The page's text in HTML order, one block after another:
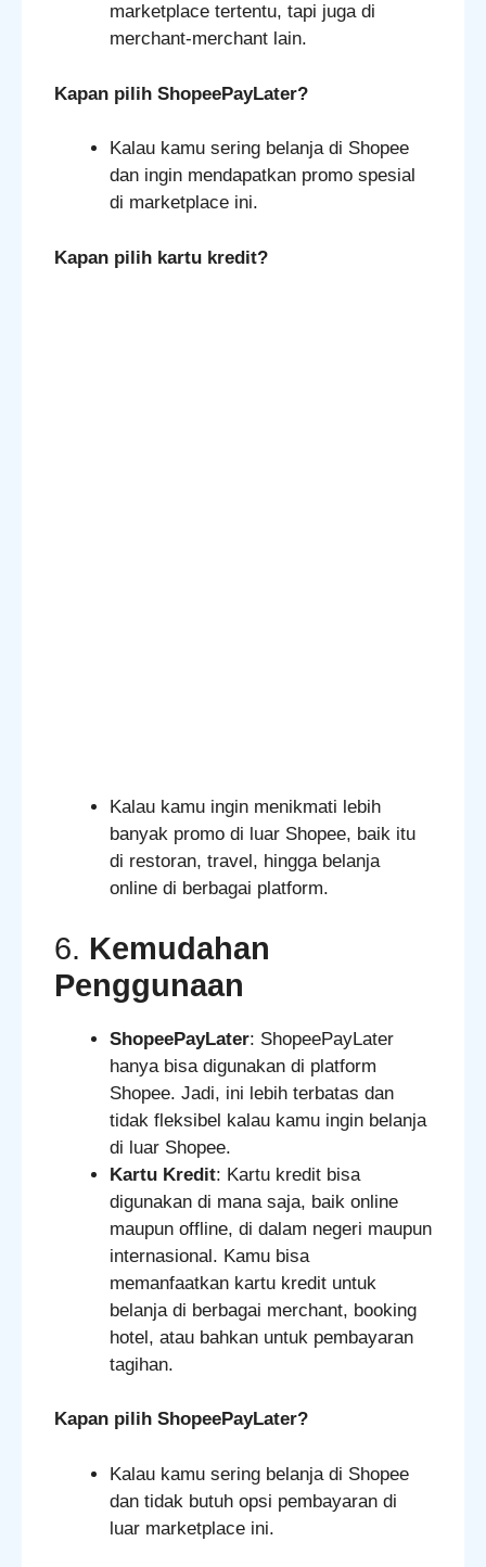
marketplace tertentu, tapi juga di
merchant-merchant lain.
Kapan pilih ShopeePayLater?
Kalau kamu sering belanja di Shopee
dan ingin mendapatkan promo spesial
di marketplace ini.
Kapan pilih kartu kredit?
Kalau kamu ingin menikmati lebih
banyak promo di luar Shopee, baik itu
di restoran, travel, hingga belanja
online di berbagai platform.
6. Kemudahan
Penggunaan
ShopeePayLater: ShopeePayLater
hanya bisa digunakan di platform
Shopee. Jadi, ini lebih terbatas dan
tidak fleksibel kalau kamu ingin belanja
di luar Shopee.
Kartu Kredit: Kartu kredit bisa
digunakan di mana saja, baik online
maupun offline, di dalam negeri maupun
internasional. Kamu bisa
memanfaatkan kartu kredit untuk
belanja di berbagai merchant, booking
hotel, atau bahkan untuk pembayaran
tagihan.
Kapan pilih ShopeePayLater?
Kalau kamu sering belanja di Shopee
dan tidak butuh opsi pembayaran di
luar marketplace ini.